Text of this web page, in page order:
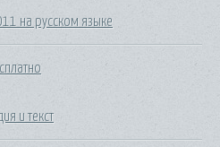
на русском языке
и текст